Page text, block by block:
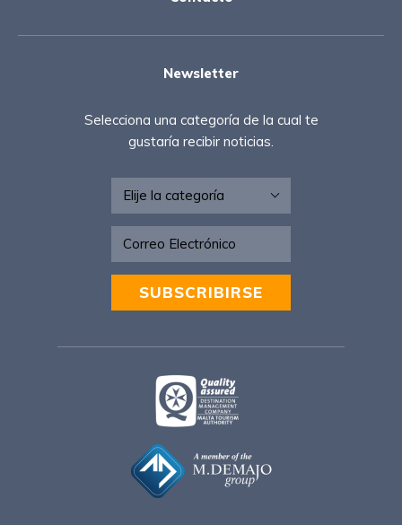
Newsletter
Selecciona una categoría de la cual te
gustaría recibir noticias.
Newsletter - ESP
SUBSCRIBIRSE